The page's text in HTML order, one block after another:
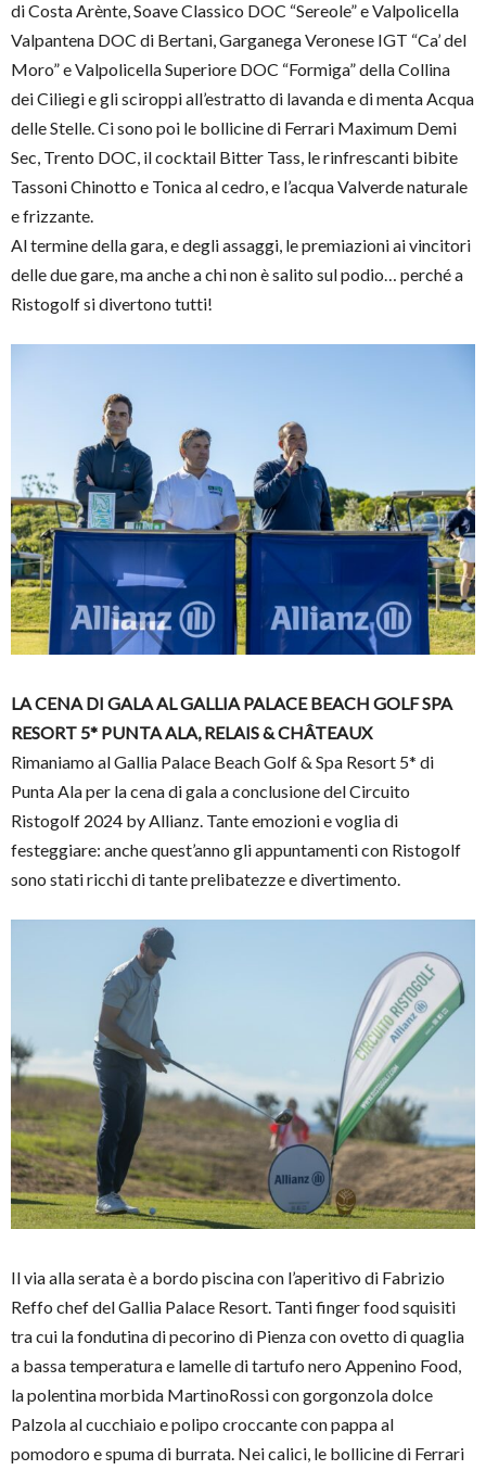
di Costa Arènte, Soave Classico DOC “Sereole” e Valpolicella
Valpantena DOC di Bertani, Garganega Veronese IGT “Ca’ del
Moro” e Valpolicella Superiore DOC “Formiga” della Collina
dei Ciliegi e gli sciroppi all’estratto di lavanda e di menta Acqua
delle Stelle. Ci sono poi le bollicine di Ferrari Maximum Demi
Sec, Trento DOC, il cocktail Bitter Tass, le rinfrescanti bibite
Tassoni Chinotto e Tonica al cedro, e l’acqua Valverde naturale
e frizzante.
Al termine della gara, e degli assaggi, le premiazioni ai vincitori
delle due gare, ma anche a chi non è salito sul podio… perché a
Ristogolf si divertono tutti!
LA CENA DI GALA AL GALLIA PALACE BEACH GOLF SPA
RESORT 5* PUNTA ALA, RELAIS & CHÂTEAUX
Rimaniamo al Gallia Palace Beach Golf & Spa Resort 5* di
Punta Ala per la cena di gala a conclusione del Circuito
Ristogolf 2024 by Allianz. Tante emozioni e voglia di
festeggiare: anche quest’anno gli appuntamenti con Ristogolf
sono stati ricchi di tante prelibatezze e divertimento.
Il via alla serata è a bordo piscina con l’aperitivo di Fabrizio
Reffo chef del Gallia Palace Resort. Tanti finger food squisiti
tra cui la fondutina di pecorino di Pienza con ovetto di quaglia
a bassa temperatura e lamelle di tartufo nero Appenino Food,
la polentina morbida MartinoRossi con gorgonzola dolce
Palzola al cucchiaio e polipo croccante con pappa al
pomodoro e spuma di burrata. Nei calici, le bollicine di Ferrari